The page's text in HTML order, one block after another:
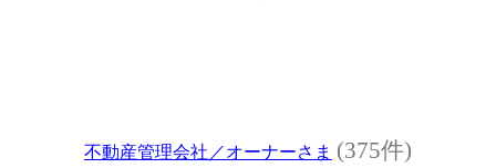
不動産管理会社／オーナーさま (375件)